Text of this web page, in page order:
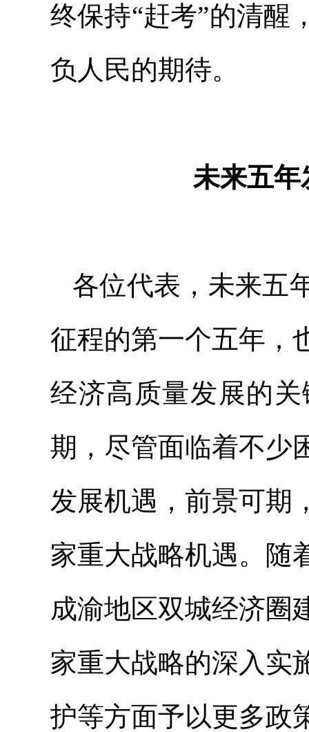
终保持“赶考”的清醒
负人民的期待。
未来五年
各位代表，未来五
征程的第一个五年，
经济高质量发展的
期，尽管面临着不少
发展机遇，前景可期
家重大战略机遇。随
成渝地区双城经济圈
家重大战略的深入实
护等方面予以更多政